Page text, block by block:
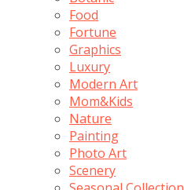
Food
Fortune
Graphics
Luxury
Modern Art
Mom&Kids
Nature
Painting
Photo Art
Scenery